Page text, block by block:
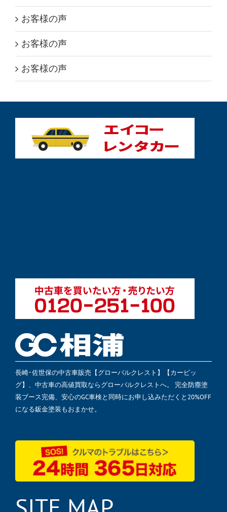
お客様の声
お客様の声
お客様の声
長崎･佐世保の中古車販売【グローバルクレスト】【カービッ
グ】、中古車の高値買取ならグローバルクレストへ。 完全防塵塗
装ブース完備、安心のGC車検と同時にお申し込みただくと20%OFF
になる鈑金塗装もおまかせ。